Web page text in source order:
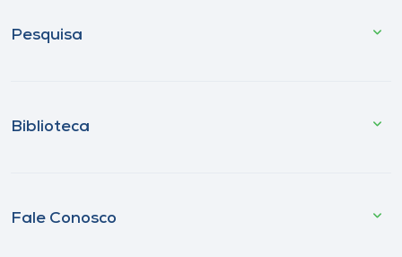
Pesquisa
Biblioteca
Fale Conosco